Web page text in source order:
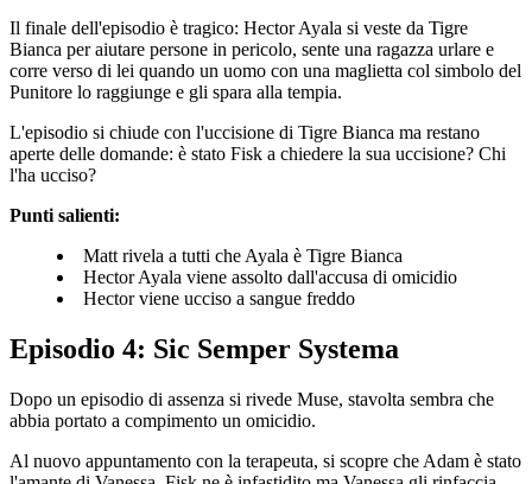
Il finale dell'episodio è tragico: Hector Ayala si veste da Tigre
Bianca per aiutare persone in pericolo, sente una ragazza urlare e
corre verso di lei quando un uomo con una maglietta col simbolo del
Punitore lo raggiunge e gli spara alla tempia.
L'episodio si chiude con l'uccisione di Tigre Bianca ma restano
aperte delle domande: è stato Fisk a chiedere la sua uccisione? Chi
l'ha ucciso?
Punti salienti:
Matt rivela a tutti che Ayala è Tigre Bianca
Hector Ayala viene assolto dall'accusa di omicidio
Hector viene ucciso a sangue freddo
Episodio 4: Sic Semper Systema
Dopo un episodio di assenza si rivede Muse, stavolta sembra che
abbia portato a compimento un omicidio.
Al nuovo appuntamento con la terapeuta, si scopre che Adam è stato